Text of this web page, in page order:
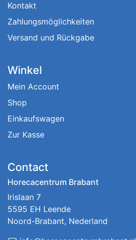
Kontakt
Zahlungsmöglichkeiten
Versand und Rückgabe
Winkel
Mein Account
Shop
Einkaufswagen
Zur Kasse
Contact
Horecacentrum Brabant
Irislaan 7
5595 EH Leende
Noord-Brabant, Nederland